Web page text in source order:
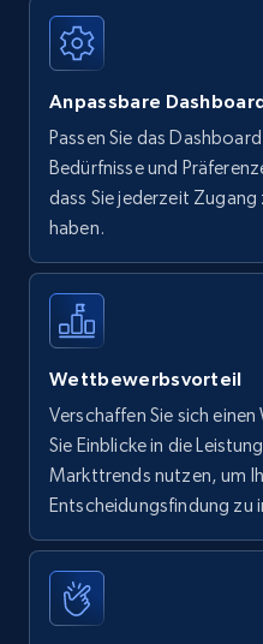
Anpassbare
Passen Sie das
Bedürfnisse und
dass Sie jederzeit
haben.
Wettbewerbsvorteil
Verschaffen Sie sich
Sie Einblicke in die
Markttrends nutzen, um
Entscheidungsfindung zu